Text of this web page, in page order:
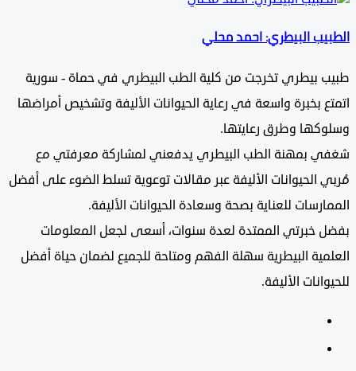
البيطري: احمد محلي
بيطري تخرجت من كلية الطب البيطري في حماة - سورية
بخبرة واسعة في رعاية الحيوانات الأليفة وتشخيص أمراضها
وطرق رعايتها.
بمهنة الطب البيطري يدفعني لمشاركة معرفتي مع
الأليفة عبر مقالات توعوية تسلط الضوء على أفضل
للعناية بصحة وسعادة الحيوانات الأليفة.
خبرتي الممتدة لعدة سنوات، أسعى لجعل المعلومات
البيطرية سهلة الفهم ومتاحة للجميع لضمان حياة أفضل
الأليفة.